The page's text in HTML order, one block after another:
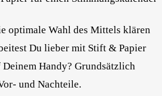
optimale Wahl des Mittels klären
Du lieber mit Stift & Papier
Handy? Grundsätzlich
und Nachteile.